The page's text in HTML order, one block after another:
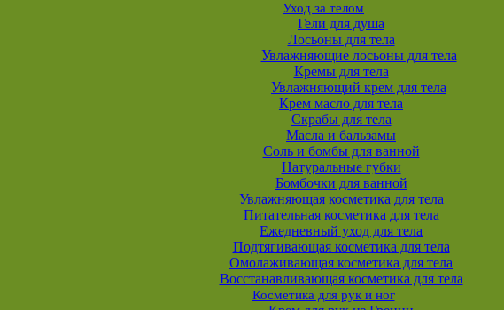
Уход за телом
Гели для душа
Лосьоны для тела
Увлажняющие лосьоны для тела
Кремы для тела
Увлажняющий крем для тела
Крем масло для тела
Скрабы для тела
Масла и бальзамы
Соль и бомбы для ванной
Натуральные губки
Бомбочки для ванной
Увлажняющая косметика для тела
Питательная косметика для тела
Ежедневный уход для тела
Подтягивающая косметика для тела
Омолаживающая косметика для тела
Восстанавливающая косметика для тела
Косметика для рук и ног